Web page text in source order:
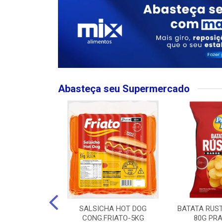
Abasteça seu Supermercado
SALSICHA HOT DOG
CONG.FRIATO-5KG
BATATA
80G